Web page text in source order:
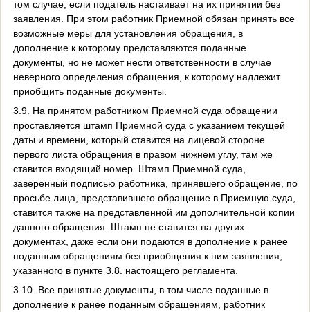
том случае, если податель настаивает на их принятии без
заявления. При этом работник Приемной обязан принять все
возможные меры для установления обращения, в
дополнение к которому представляются поданные
документы, но не может нести ответственности в случае
неверного определения обращения, к которому надлежит
приобщить поданные документы.
3.9. На принятом работником Приемной суда обращении
проставляется штамп Приемной суда с указанием текущей
даты и времени, который ставится на лицевой стороне
первого листа обращения в правом нижнем углу, там же
ставится входящий номер. Штамп Приемной суда,
заверенный подписью работника, принявшего обращение, по
просьбе лица, представившего обращение в Приемную суда,
ставится также на представленной им дополнительной копии
данного обращения. Штамп не ставится на других
документах, даже если они подаются в дополнение к ранее
поданным обращениям без приобщения к ним заявления,
указанного в пункте 3.8. настоящего регламента.
3.10. Все принятые документы, в том числе поданные в
дополнение к ранее поданным обращениям, работник